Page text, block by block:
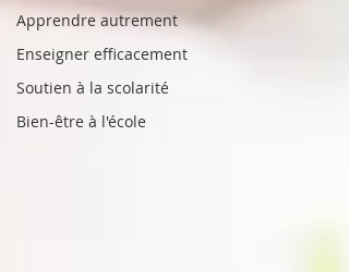
Apprendre autrement
Enseigner efficacement
Soutien à la scolarité
Bien-être à l'école